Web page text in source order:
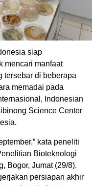
siap
mencari manfaat
tersebar di beberapa
memadai pada
Indonesian
Science Center
kata peneliti
Bioteknologi
Bogor, Jumat (29/8).
persiapan akhir